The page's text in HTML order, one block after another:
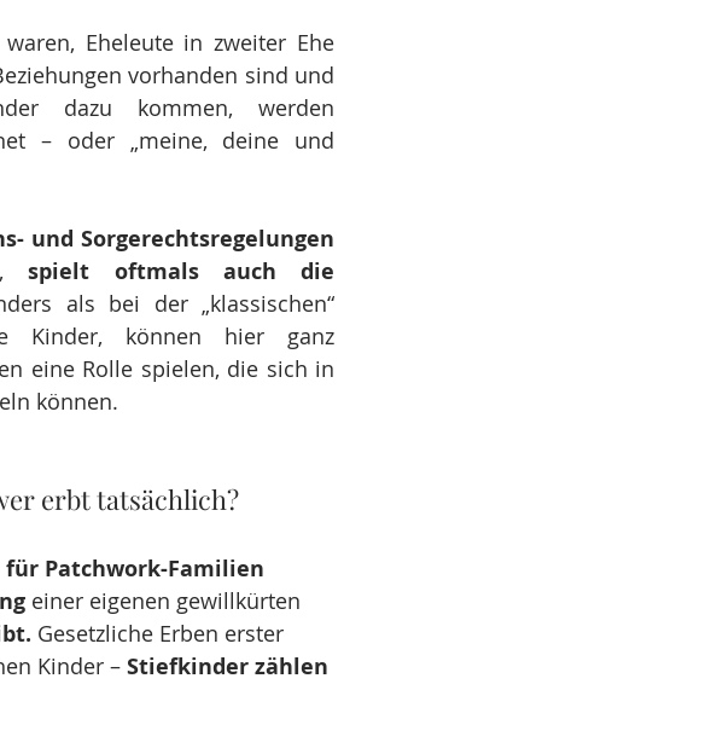
Eheleute in zweiter Ehe
vorhanden sind und
dazu kommen, werden
– oder „meine, deine und
und Sorgerechtsregelungen
spielt oftmals auch die
als bei der „klassischen“
Kinder, können hier ganz
eine Rolle spielen, die sich in
können.
erbt tatsächlich?
für Patchwork-Familien
einer eigenen gewillkürten
Gesetzliche Erben erster
Kinder – Stiefkinder zählen